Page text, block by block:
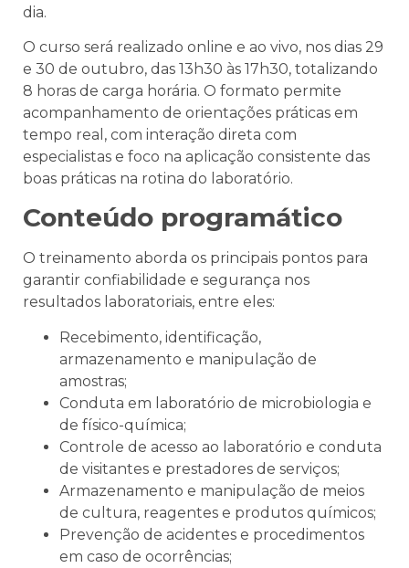
dia.
O curso será realizado online e ao vivo, nos dias 29
e 30 de outubro, das 13h30 às 17h30, totalizando
8 horas de carga horária. O formato permite
acompanhamento de orientações práticas em
tempo real, com interação direta com
especialistas e foco na aplicação consistente das
boas práticas na rotina do laboratório.
Conteúdo programático
O treinamento aborda os principais pontos para
garantir confiabilidade e segurança nos
resultados laboratoriais, entre eles:
Recebimento, identificação,
armazenamento e manipulação de
amostras;
Conduta em laboratório de microbiologia e
de físico-química;
Controle de acesso ao laboratório e conduta
de visitantes e prestadores de serviços;
Armazenamento e manipulação de meios
de cultura, reagentes e produtos químicos;
Prevenção de acidentes e procedimentos
em caso de ocorrências;